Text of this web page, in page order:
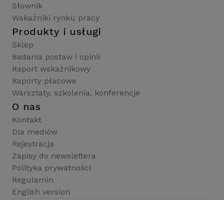
Słownik
Wskaźniki rynku pracy
Produkty i usługi
Sklep
Badania postaw i opinii
Raport wskaźnikowy
Raporty płacowe
Warsztaty, szkolenia, konferencje
O nas
Kontakt
Dla mediów
Rejestracja
Zapisy do newslettera
Polityka prywatności
Regulamin
English version